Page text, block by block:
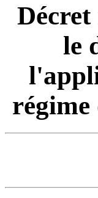
Décret
le
régime